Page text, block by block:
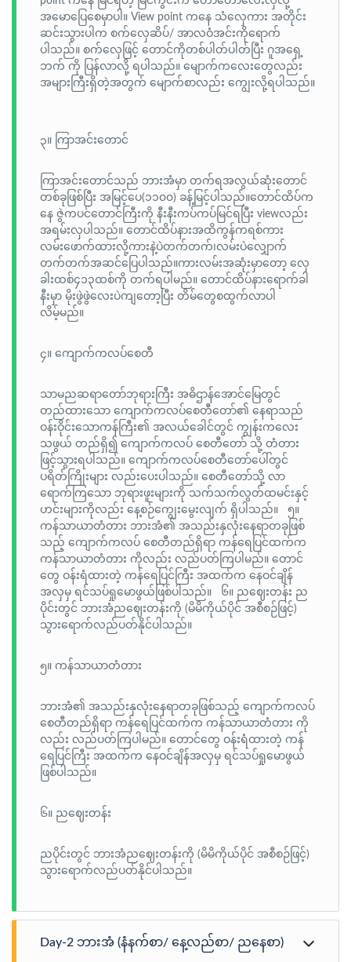
အမောပြေစေမှာပါ။ View point ကနေ သံလှေကား အတိုင်း
ဆင်းသွားပါက စက်လှေဆိပ်/ အာလဝံအင်းကိုရောက်
ပါသည်။ စက်လှေဖြင့် တောင်ကိုတစ်ပါတ်ပါတ်ပြီး ဂူအရှေ့
ဘက် ကို ပြန်လာလို့ ရပါသည်။ မျောက်ကလေးတွေလည်း
အများကြီးရှိတဲ့အတွက် မျောက်စာလည်း ကျွေးလို့ရပါသည်။
၃။ ကြာအင်းတောင်
ကြာအင်းတောင်သည် ဘားအံမှာ တက်ရအလွယ်ဆုံးတောင်
တစ်ခုဖြစ်ပြီး အမြင့်ပေ(၁၁၀၀) ခန့်မြင့်ပါသည်။တောင်ထိပ်က
နေ ဇွဲကပင်တောင်ကြီးကို နီးနီးကပ်ကပ်မြင်ရပြီး viewလည်း
အရမ်းလှပါသည်။ တောင်ထိပ်နားအထိကွန်ကရစ်ကား
လမ်းဖောက်ထားလို့ကားနဲ့ပဲတက်တက်၊လမ်းပဲလျှောက်
တက်တက်အဆင်ပြေပါသည်။ကားလမ်းအဆုံးမှာတော့ လှေ
ခါးထစ်၄၁၃ထစ်ကို တက်ရပါမည်။ တောင်ထိပ်နားရောက်ခါ
နီးမှာ မိုးဖွဲဖွဲလေးပဲကျတော့ပြီး တိမ်တွေစထွက်လာပါ
လိမ့်မည်။
၄။ ကျောက်ကလပ်စေတီ
သာမညဆရာတော်ဘုရားကြီး အဓိဌာန်အောင်မြေတွင်
တည်ထားသော ကျောက်ကလပ်စေတီတော်၏ နေရာသည်
ဝန်းဝိုင်းသောကန်ကြီး၏ အလယ်ခေါင်တွင် ကျွန်းကလေး
သဖွယ် တည်ရှိ၍ ကျောက်ကလပ် စေတီတော် သို့ တံတား
ဖြင့်သွားရပါသည်။ ကျောက်ကလပ်‌စေတီ‌တော်ပေါ်တွင်
ပရိတ်ကြိုးများ လည်းပေးပါသည်။ စေတီတော်သို့ လာ
ရောက်ကြသော ဘုရားဖူးများကို သက်သက်လွတ်ထမင်းနှင့်
ဟင်းများကိုလည်း နေ့စဉ်ကျွေးမွေးလျက် ရှိပါသည်။ ၅။
ကန်သာယာတံတား ဘားအံ၏ အသည်းနှလုံးနေရာတခုဖြစ်
သည့် ကျောက်ကလပ် စေတီတည်ရှိရာ ကန်ရေပြင်ထက်က
ကန်သာယာတံတား ကိုလည်း လည်ပတ်ကြပါမည်။ တောင်
တွေ ဝန်းရံထားတဲ့ ကန်ရေပြင်ကြီး အထက်က နေဝင်ချိန်
အလှမှ ရင်သပ်ရှုမောဖွယ်ဖြစ်ပါသည်။ ၆။ ညဈေးတန်း ည
ပိုင်းတွင် ဘားအံညဈေးတန်းကို (မိမိကိုယ်ပိုင် အစီစဉ်ဖြင့်)
သွားရောက်လည်ပတ်နိုင်ပါသည်။
၅။ ကန်သာယာတံတား
ဘားအံ၏ အသည်းနှလုံးနေရာတခုဖြစ်သည့် ကျောက်ကလပ်
စေတီတည်ရှိရာ ကန်ရေပြင်ထက်က ကန်သာယာတံတား ကို
လည်း လည်ပတ်ကြပါမည်။ တောင်တွေ ဝန်းရံထားတဲ့ ကန်
ရေပြင်ကြီး အထက်က နေဝင်ချိန်အလှမှ ရင်သပ်ရှုမောဖွယ်
ဖြစ်ပါသည်။
၆။ ညဈေးတန်း
ညပိုင်းတွင် ဘားအံညဈေးတန်းကို (မိမိကိုယ်ပိုင် အစီစဉ်ဖြင့်)
သွားရောက်လည်ပတ်နိုင်ပါသည်။
Day-2 ဘားအံ (နံနက်စာ/ နေ့လည်စာ/ ညနေစာ)